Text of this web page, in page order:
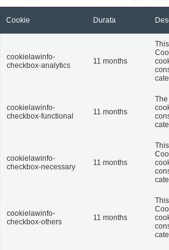
Cookie Durata
cookielawinfo-
checkbox-analytics
11 months
cookielawinfo-
checkbox-functional
11 months
The
cookielawinfo-
checkbox-necessary
11 months
cookielawinfo-
checkbox-others
11 months